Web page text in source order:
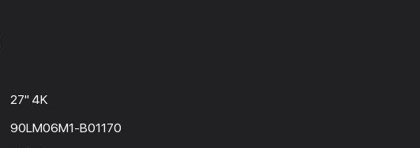
27" 4K
90LM06M1-B01170